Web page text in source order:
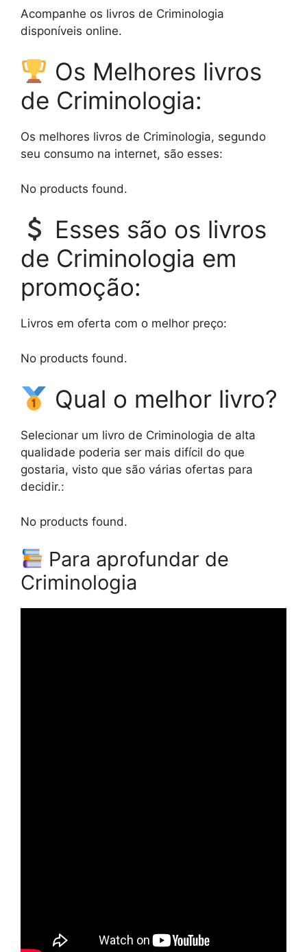
Acompanhe os livros de Criminologia
disponíveis online.
Os Melhores livros
de Criminologia:
Os melhores livros de Criminologia, segundo
seu consumo na internet, são esses:
No products found.
Esses são os livros
de Criminologia em
promoção:
Livros em oferta com o melhor preço:
No products found.
Qual o melhor livro?
Selecionar um livro de Criminologia de alta
qualidade poderia ser mais difícil do que
gostaria, visto que são várias ofertas para
decidir.:
No products found.
Para aprofundar de
Criminologia